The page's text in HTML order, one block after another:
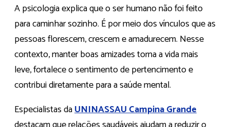
A psicologia explica que o ser humano não foi feito
para caminhar sozinho. É por meio dos vínculos que as
pessoas florescem, crescem e amadurecem. Nesse
contexto, manter boas amizades torna a vida mais
leve, fortalece o sentimento de pertencimento e
contribui diretamente para a saúde mental.
Especialistas daUNINASSAU Campina Grande